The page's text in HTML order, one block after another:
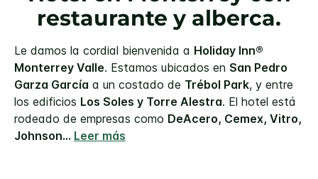
restaurante y alberca.
Le damos la cordial bienvenida a Holiday Inn®
Monterrey Valle. Estamos ubicados en San Pedro
Garza García a un costado de Trébol Park, y entre
los edificios Los Soles y Torre Alestra. El hotel está
rodeado de empresas como DeAcero, Cemex, Vitro,
Johnson... Leer más